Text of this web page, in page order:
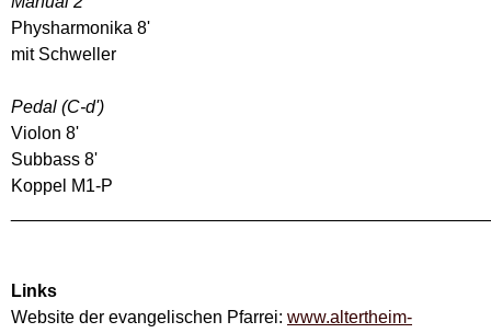
Physharmonika 8'
mit Schweller
Pedal (C-d')
Violon 8'
Subbass 8'
Koppel M1-P
Links
Website der evangelischen Pfarrei: www.altertheim-